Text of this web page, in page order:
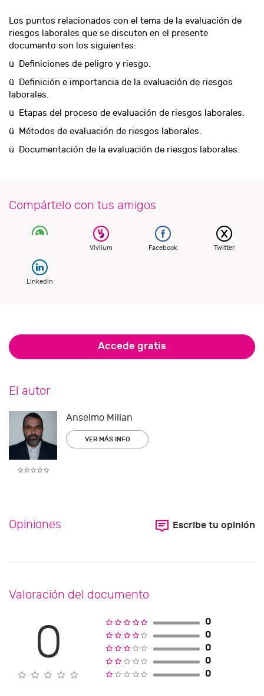
Los puntos relacionados con el tema de la evaluación de
riesgos laborales que se discuten en el presente
documento son los siguientes:
ü Definiciones de peligro y riesgo.
ü Definición e importancia de la evaluación de riesgos
laborales.
ü Etapas del proceso de evaluación de riesgos laborales.
ü Métodos de evaluación de riesgos laborales.
ü Documentación de la evaluación de riesgos laborales.
Compártelo con tus amigos
Vivlium Facebook Twitter
Linkedin
Accede gratis
El autor
Anselmo Millan
VER MÁS INFO
Opiniones Escribe tu opinión
Valoración del documento
0
0
0
0
0
0